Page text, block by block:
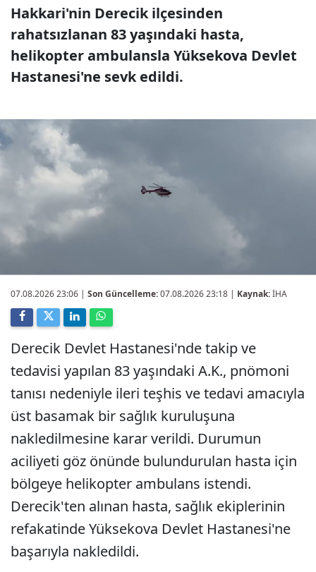
Hakkari'nin Derecik ilçesinden
rahatsızlanan 83 yaşındaki hasta,
helikopter ambulansla Yüksekova Devlet
Hastanesi'ne sevk edildi.
07.08.2026 23:06 | Son Güncelleme:07.08.2026 23:18 | Kaynak:İHA
Derecik Devlet Hastanesi'nde takip ve
tedavisi yapılan 83 yaşındaki A.K., pnömoni
tanısı nedeniyle ileri teşhis ve tedavi amacıyla
üst basamak bir sağlık kuruluşuna
nakledilmesine karar verildi. Durumun
aciliyeti göz önünde bulundurulan hasta için
bölgeye helikopter ambulans istendi.
Derecik'ten alınan hasta, sağlık ekiplerinin
refakatinde Yüksekova Devlet Hastanesi'ne
başarıyla nakledildi.